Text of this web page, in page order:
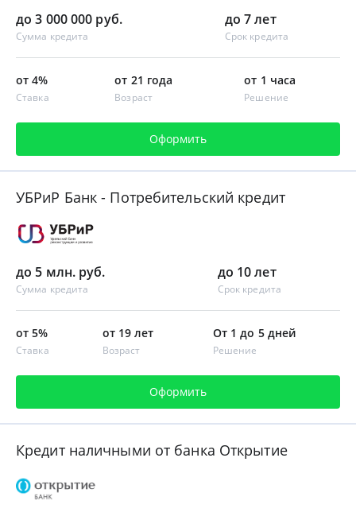
до 3 000 000 руб.
Сумма кредита
до 7 лет
Срок кредита
от 4%
Ставка
от 21 года
Возраст
от 1 часа
Решение
Оформить
УБРиР Банк - Потребительский кредит
до 5 млн. руб.
Сумма кредита
до 10 лет
Срок кредита
от 5%
Ставка
от 19 лет
Возраст
От 1 до 5 дней
Решение
Оформить
Кредит наличными от банка Открытие